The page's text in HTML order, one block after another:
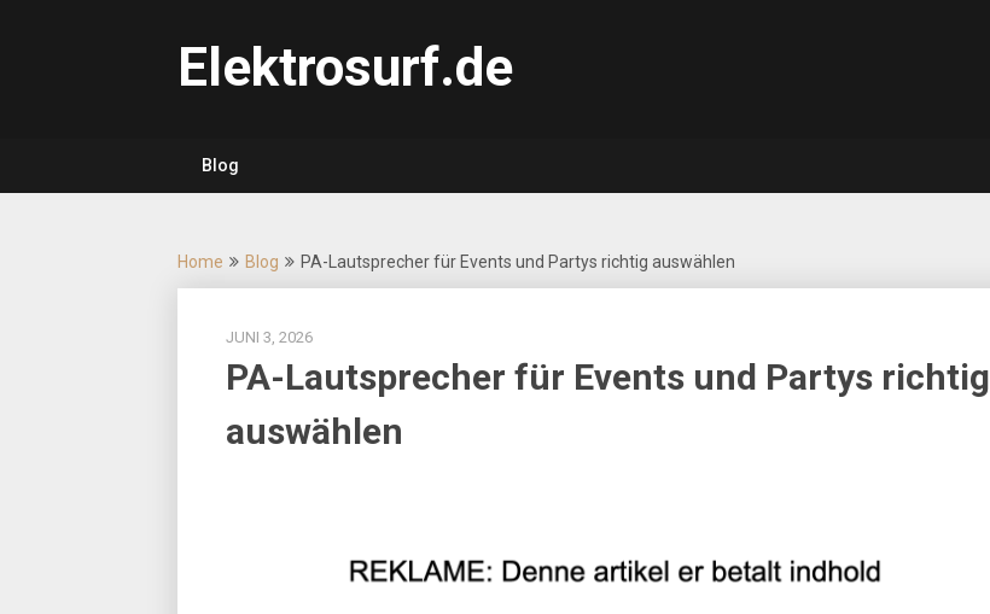
Elektrosurf.de
Blog
Home Blog PA-Lautsprecher für Events und Partys richtig auswählen
JUNI 3, 2026
PA-Lautsprecher für Events und Partys richtig
auswählen